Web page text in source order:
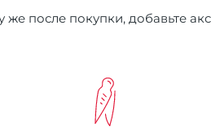
же после покупки, добавьте